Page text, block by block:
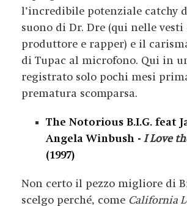
l’incredibile potenziale catchy
suono di Dr. Dre (qui nelle vesti
produttore e rapper) e il
di Tupac al microfono. Qui in
registrato solo pochi mesi
prematura scomparsa.
The Notorious B.I.G. feat
Angela Winbush - I Love
(1997)
Non certo il pezzo migliore di
scelgo perché, come California